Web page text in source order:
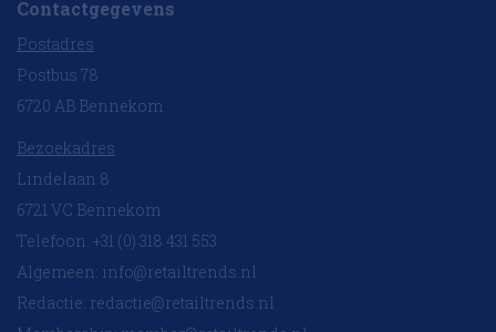
Contactgegevens
Postadres
Postbus 78
6720 AB Bennekom
Bezoekadres
Lindelaan 8
6721 VC Bennekom
Telefoon: +31 (0) 318 431 553
Algemeen: info@retailtrends.nl
Redactie: redactie@retailtrends.nl